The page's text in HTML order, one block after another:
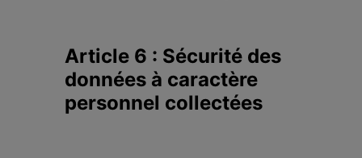
Article 6 : Sécurité des
données à caractère
personnel collectées